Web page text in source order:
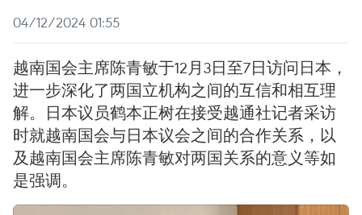
04/12/2024 01:55
越南国会主席陈青敏于12月3日至7日访问日本，
进一步深化了两国立机构之间的互信和相互理
解。日本议员鹤本正树在接受越通社记者采访
时就越南国会与日本议会之间的合作关系，以
及越南国会主席陈青敏对两国关系的意义等如
是强调。